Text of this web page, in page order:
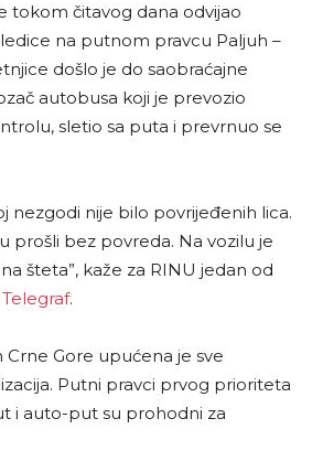
tokom čitavog dana odvijao
na putnom pravcu Paljuh –
došlo je do saobraćajne
autobusa koji je prevozio
sletio sa puta i prevrnuo se
nezgodi nije bilo povrijeđenih lica.
prošli bez povreda. Na vozilu je
šteta”, kaže za RINU jedan od
Telegraf.
Gore upućena je sve
Putni pravci prvog prioriteta
i auto-put su prohodni za